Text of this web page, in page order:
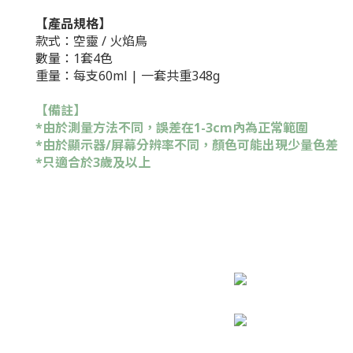
【產品規格】
款式：空靈 / 火焰鳥
數量：1套4色
重量： 每支60ml | 一套共重348g
【備註】
*由於測量方法不同，誤差在1-3cm內為正常範圍
*由於顯示器/屏幕分辨率不同，顏色可能出現少量色差
*只適合於3歲及以上